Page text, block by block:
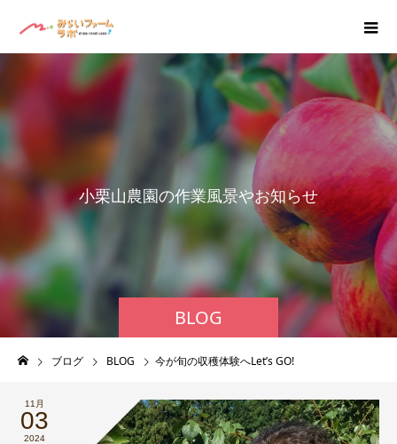
BLOG
小栗山農園の作業風景やお知らせなど
ブログ BLOG 今が旬の収穫体験へLet’s GO!
11月
03
2024